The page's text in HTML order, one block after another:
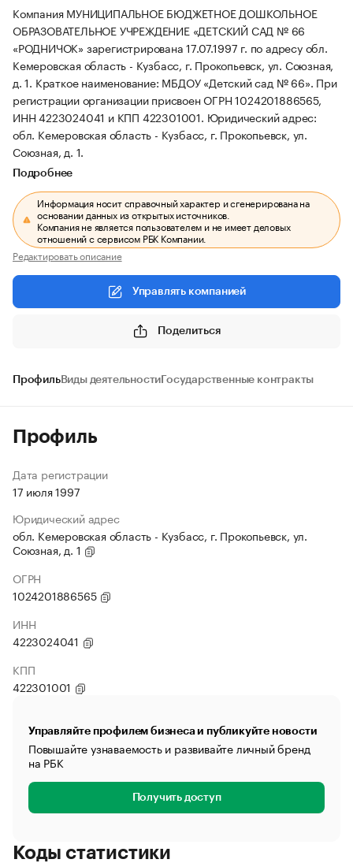
Компания МУНИЦИПАЛЬНОЕ БЮДЖЕТНОЕ ДОШКОЛЬНОЕ
ОБРАЗОВАТЕЛЬНОЕ УЧРЕЖДЕНИЕ «ДЕТСКИЙ САД № 66
«РОДНИЧОК» зарегистрирована 17.07.1997 г. по адресу обл.
Кемеровская область - Кузбасс, г. Прокопьевск, ул. Союзная,
д. 1. Краткое наименование: МБДОУ «Детский сад № 66». При
регистрации организации присвоен ОГРН 1024201886565,
ИНН 4223024041 и КПП 422301001. Юридический адрес:
обл. Кемеровская область - Кузбасс, г. Прокопьевск, ул.
Союзная, д. 1.
Подробнее
Информация носит справочный характер и сгенерирована на
основании данных из открытых источников.
Компания не является пользователем и не имеет деловых
отношений с сервисом РБК Компании.
Редактировать описание
Управлять компанией
Поделиться
ПрофильВиды деятельности Государственные контракты
Профиль
Дата регистрации
17 июля 1997
Юридический адрес
обл. Кемеровская область - Кузбасс, г. Прокопьевск, ул.
Союзная, д. 1
ОГРН
1024201886565
ИНН
4223024041
КПП
422301001
Управляйте профилем бизнеса и публикуйте новости
Повышайте узнаваемость и развивайте личный бренд
на РБК
Получить доступ
Коды статистики